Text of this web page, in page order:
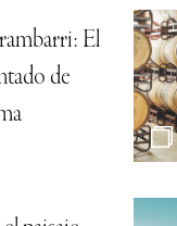
El
de